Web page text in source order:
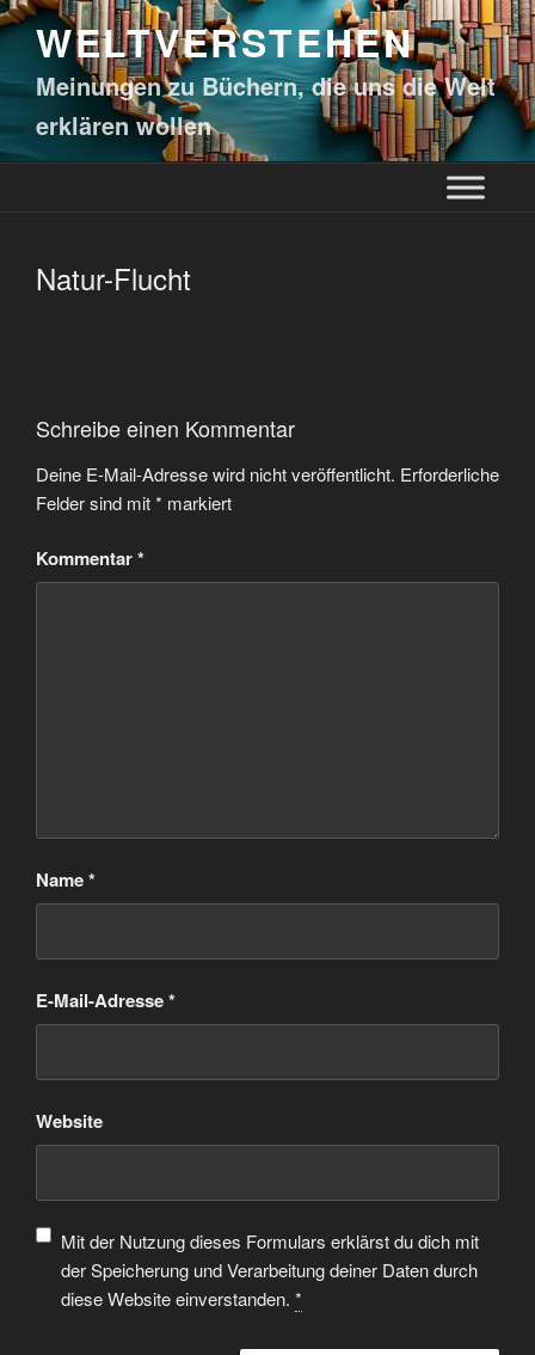
WELTVERSTEHEN
Meinungen zu Büchern, die uns die Welt
erklären wollen
Natur-Flucht
Schreibe einen Kommentar
Deine E-Mail-Adresse wird nicht veröffentlicht. Erforderliche
Felder sind mit* markiert
Kommentar*
Name*
E-Mail-Adresse*
Website
Mit der Nutzung dieses Formulars erklärst du dich mit
der Speicherung und Verarbeitung deiner Daten durch
diese Website einverstanden. *